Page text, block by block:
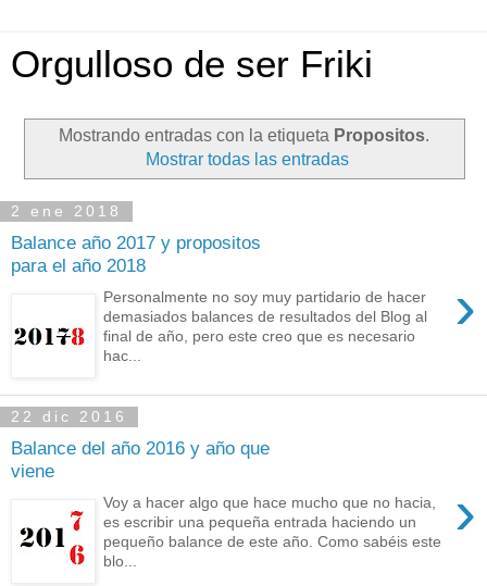
Orgulloso de ser Friki
Mostrando entradas con la etiqueta Propositos.
Mostrar todas las entradas
2 ene 2018
Balance año 2017 y propositos
para el año 2018
›
Personalmente no soy muy partidario de hacer
demasiados balances de resultados del Blog al
final de año, pero este creo que es necesario
hac...
22 dic 2016
Balance del año 2016 y año que
viene
›
Voy a hacer algo que hace mucho que no hacia,
es escribir una pequeña entrada haciendo un
pequeño balance de este año. Como sabéis este
blo...